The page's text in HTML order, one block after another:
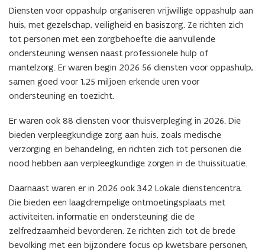
Diensten voor oppashulp organiseren vrijwillige oppashulp aan
huis, met gezelschap, veiligheid en basiszorg. Ze richten zich
tot personen met een zorgbehoefte die aanvullende
ondersteuning wensen naast professionele hulp of
mantelzorg. Er waren begin 2026 56 diensten voor oppashulp,
samen goed voor 1,25 miljoen erkende uren voor
ondersteuning en toezicht.
Er waren ook 88 diensten voor thuisverpleging in 2026. Die
bieden verpleegkundige zorg aan huis, zoals medische
verzorging en behandeling, en richten zich tot personen die
nood hebben aan verpleegkundige zorgen in de thuissituatie.
Daarnaast waren er in 2026 ook 342 Lokale dienstencentra.
Die bieden een laagdrempelige ontmoetingsplaats met
activiteiten, informatie en ondersteuning die de
zelfredzaamheid bevorderen. Ze richten zich tot de brede
bevolking met een bijzondere focus op kwetsbare personen,